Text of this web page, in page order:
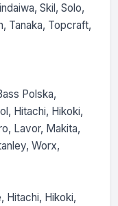
Skil, Solo,
Tanaka, Topcraft,
Polska,
Hitachi, Hikoki,
Lavor, Makita,
Worx,
Hitachi, Hikoki,